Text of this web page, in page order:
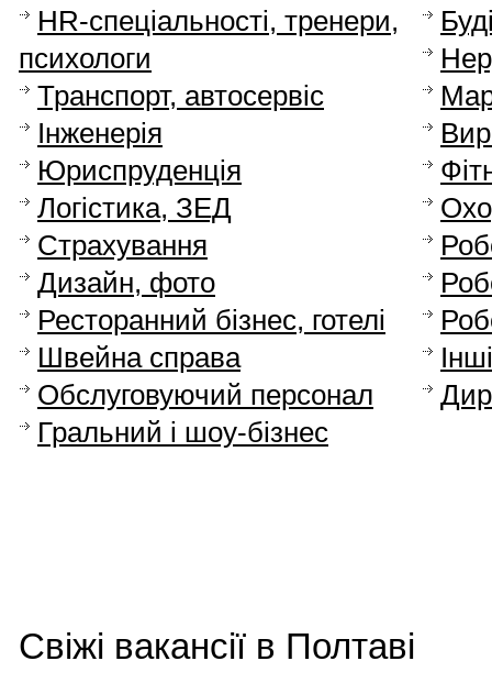
HR-спеціальності, тренери,
психологи
Транспорт, автосервіс
Інженерія
Юриспруденція
Логістика, ЗЕД
Страхування
Дизайн, фото
Ресторанний бізнес, готелі
Швейна справа
Обслуговуючий персонал
Гральний і шоу-бізнес
Cвіжі вакансії в Полтаві